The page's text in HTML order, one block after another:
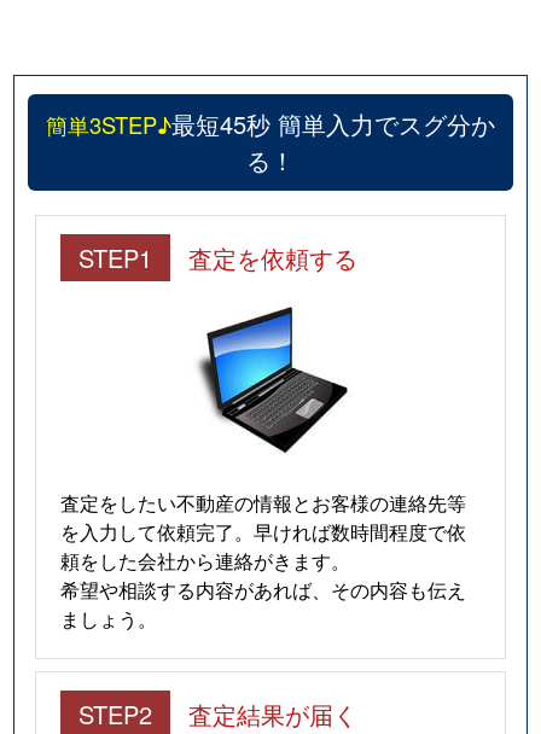
簡単3STEP♪最短45秒 簡単入力でスグ分か
る！
STEP1 査定を依頼する
査定をしたい不動産の情報とお客様の連絡先等
を入力して依頼完了。早ければ数時間程度で依
頼をした会社から連絡がきます。
希望や相談する内容があれば、その内容も伝え
ましょう。
STEP2 査定結果が届く